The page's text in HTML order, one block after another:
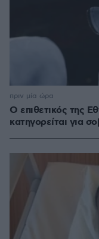
Ο επιθετικός της
κατηγορείται για
πριν μία ώρα